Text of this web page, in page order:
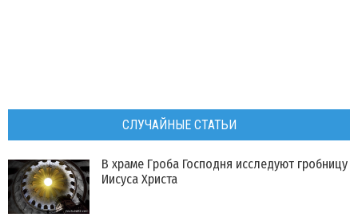
СЛУЧАЙНЫЕ СТАТЬИ
В храме Гроба Господня исследуют гробницу
Иисуса Христа